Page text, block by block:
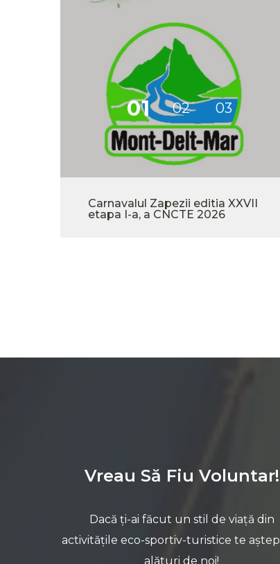
Carnavalul Zapezii editia XXVII
etapa I-a, a CNCTE 2026
Vreau Să Fiu Voluntar!
Dacă ți-ai făcut un stil de viață din
activitățile eco-sportiv-turistice te
alături de noi!